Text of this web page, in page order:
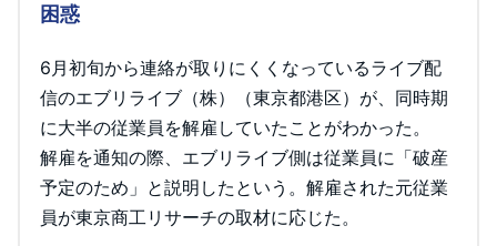
困惑
6月初旬から連絡が取りにくくなっているライブ配
信のエブリライブ（株）（東京都港区）が、同時期
に大半の従業員を解雇していたことがわかった。
解雇を通知の際、エブリライブ側は従業員に「破産
予定のため」と説明したという。解雇された元従業
員が東京商工リサーチの取材に応じた。